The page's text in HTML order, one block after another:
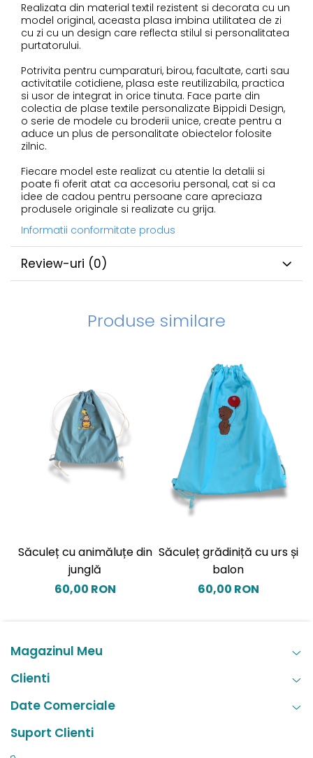
Realizata din material textil rezistent si decorata cu un
model original, aceasta plasa imbina utilitatea de zi
cu zi cu un design care reflecta stilul si personalitatea
purtatorului.
Potrivita pentru cumparaturi, birou, facultate, carti sau
activitatile cotidiene, plasa este reutilizabila, practica
si usor de integrat in orice tinuta. Face parte din
colectia de plase textile personalizate Bippidi Design,
o serie de modele cu broderii unice, create pentru a
aduce un plus de personalitate obiectelor folosite
zilnic.
Fiecare model este realizat cu atentie la detalii si
poate fi oferit atat ca accesoriu personal, cat si ca
idee de cadou pentru persoane care apreciaza
produsele originale si realizate cu grija.
Informatii conformitate produs
Review-uri (0)
Produse similare
Săculeț cu animăluțe din
junglă
60,00 RON
Săculeț grădiniță cu urs și
balon
60,00 RON
Magazinul Meu
Clienti
Date Comerciale
Suport Clienti